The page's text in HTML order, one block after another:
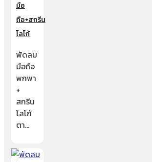
มือ
ถือ+สกรีน
โลโก้
พัดลม
มือถือ
พกพา
+
สกรีน
โลโก้
ตา…